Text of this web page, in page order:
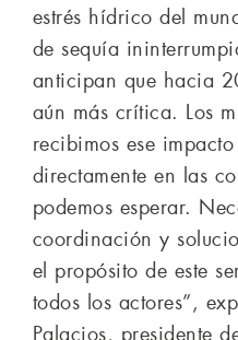
estrés hídrico del
de sequía
anticipan que hacia
aún más crítica. Los
recibimos ese
directamente en las
podemos esperar.
coordinación y
el propósito de este
todos los actores”,
Palacios, presidente